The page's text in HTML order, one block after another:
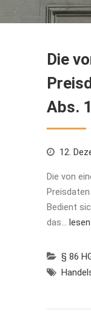
Die
Abs.
12.
Die von
Bedient
das…
§ 86